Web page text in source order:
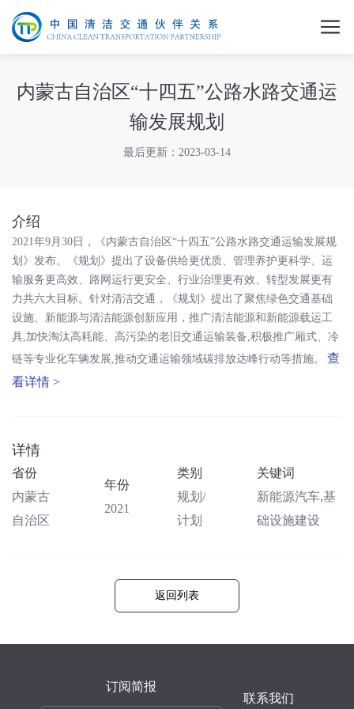
内蒙古自治区“十四五”公路水路交通运
输发展规划
最后更新：2023-03-14
介绍
2021年9月30日，《内蒙古自治区“十四五”公路水路交通运输发展规
划》发布。《规划》提出了设备供给更优质、管理养护更科学、运
输服务更高效、路网运行更安全、行业治理更有效、转型发展更有
力共六大目标。针对清洁交通，《规划》提出了聚焦绿色交通基础
设施、新能源与清洁能源创新应用，推广清洁能源和新能源载运工
具,加快淘汰高耗能、高污染的老旧交通运输装备,积极推广厢式、冷
链等专业化车辆发展,推动交通运输领域碳排放达峰行动等措施。
查
看详情 >
详情
省份
内蒙古
自治区
年份
2021
类别
规划/
计划
关键词
新能源汽车,基
础设施建设
返回列表
订阅简报
联系我们